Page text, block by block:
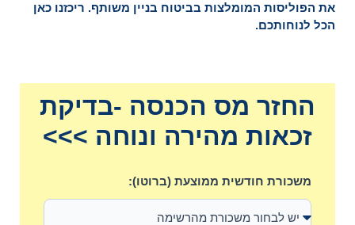
את הפוליסות המומלצות בביטוח בניין משותף. ריכזנו כאן
הכל לנוחותכם.
החזר מס הכנסה -בדיקת
זכאות מהירה ונוחה >>>
משכורת חודשית ממוצעת (ברוטו):